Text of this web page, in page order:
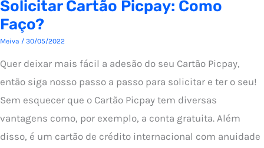
Solicitar Cartão Picpay: Como
Faço?
Meiva / 30/05/2022
Quer deixar mais fácil a adesão do seu Cartão Picpay,
então siga nosso passo a passo para solicitar e ter o seu!
Sem esquecer que o Cartão Picpay tem diversas
vantagens como, por exemplo, a conta gratuita. Além
disso, é um cartão de crédito internacional com anuidade